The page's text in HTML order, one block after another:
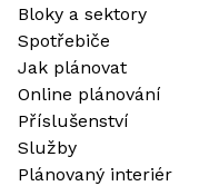
Bloky a sektory
Spotřebiče
Jak plánovat
Online plánování
Příslušenství
Služby
Plánovaný interiér